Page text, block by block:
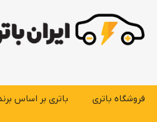
محتوا
فروشگاه باتری باتری بر اساس